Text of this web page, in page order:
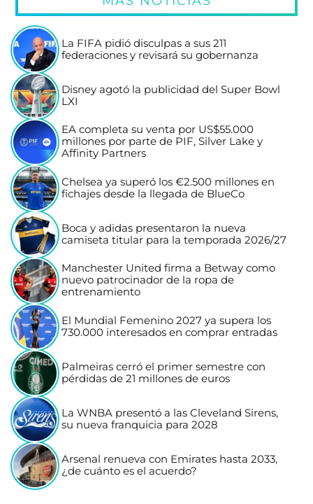
La FIFA pidió disculpas a sus 211
federaciones y revisará su gobernanza
Disney agotó la publicidad del Super Bowl
LXI
EA completa su venta por US$55.000
millones por parte de PIF, Silver Lake y
Affinity Partners
Chelsea ya superó los €2.500 millones en
fichajes desde la llegada de BlueCo
Boca y adidas presentaron la nueva
camiseta titular para la temporada 2026/27
Manchester United firma a Betway como
nuevo patrocinador de la ropa de
entrenamiento
El Mundial Femenino 2027 ya supera los
730.000 interesados en comprar entradas
Palmeiras cerró el primer semestre con
pérdidas de 21 millones de euros
La WNBA presentó a las Cleveland Sirens,
su nueva franquicia para 2028
Arsenal renueva con Emirates hasta 2033,
¿de cuánto es el acuerdo?